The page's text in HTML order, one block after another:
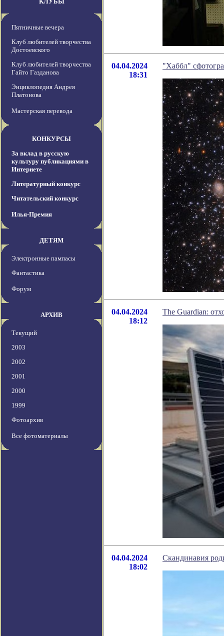
Пятничные вечера
Клуб любителей творчества
Достоевского
Клуб любителей творчества
Гайто Газданова
Энциклопедия Андрея
Платонова
Мастерская перевода
КОНКУРСЫ
За вклад в русскую
культуру публикациями в
Интернете
Литературный конкурс
Читательский конкурс
Илья-Премия
ДЕТЯМ
Электронные пампасы
Фантастика
Форум
АРХИВ
Текущий
2003
2002
2001
2000
1999
Фотоархив
Все фотоматериалы
04.04.2024
18:31
"Хаббл"
04.04.2024
18:12
The Guardian:
04.04.2024
18:02
Скандинавия